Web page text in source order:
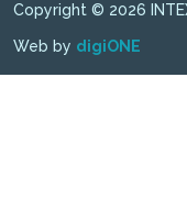
Copyright © 2026
Web by digiONE